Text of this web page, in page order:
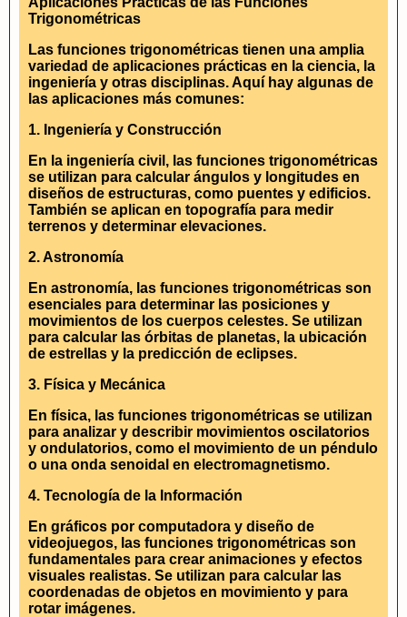
Trigonométricas
Las funciones trigonométricas tienen una amplia
variedad de aplicaciones prácticas en la ciencia, la
ingeniería y otras disciplinas. Aquí hay algunas de
las aplicaciones más comunes:
1. Ingeniería y Construcción
En la ingeniería civil, las funciones trigonométricas
se utilizan para calcular ángulos y longitudes en
diseños de estructuras, como puentes y edificios.
También se aplican en topografía para medir
terrenos y determinar elevaciones.
2. Astronomía
En astronomía, las funciones trigonométricas son
esenciales para determinar las posiciones y
movimientos de los cuerpos celestes. Se utilizan
para calcular las órbitas de planetas, la ubicación
de estrellas y la predicción de eclipses.
3. Física y Mecánica
En física, las funciones trigonométricas se utilizan
para analizar y describir movimientos oscilatorios
y ondulatorios, como el movimiento de un péndulo
o una onda senoidal en electromagnetismo.
4. Tecnología de la Información
En gráficos por computadora y diseño de
videojuegos, las funciones trigonométricas son
fundamentales para crear animaciones y efectos
visuales realistas. Se utilizan para calcular las
coordenadas de objetos en movimiento y para
rotar imágenes.